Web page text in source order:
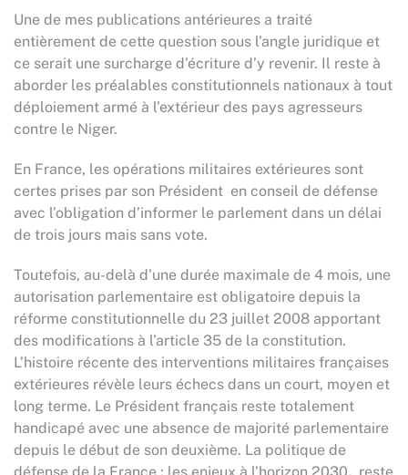
Une de mes publications antérieures a traité
entièrement de cette question sous l’angle juridique et
ce serait une surcharge d’écriture d’y revenir. Il reste à
aborder les préalables constitutionnels nationaux à tout
déploiement armé à l’extérieur des pays agresseurs
contre le Niger.
En France, les opérations militaires extérieures sont
certes prises par son Président en conseil de défense
avec l’obligation d’informer le parlement dans un délai
de trois jours mais sans vote.
Toutefois, au-delà d’une durée maximale de 4 mois, une
autorisation parlementaire est obligatoire depuis la
réforme constitutionnelle du 23 juillet 2008 apportant
des modifications à l’article 35 de la constitution.
L’histoire récente des interventions militaires françaises
extérieures révèle leurs échecs dans un court, moyen et
long terme. Le Président français reste totalement
handicapé avec une absence de majorité parlementaire
depuis le début de son deuxième. La politique de
défense de la France : les enjeux à l’horizon 2030, reste